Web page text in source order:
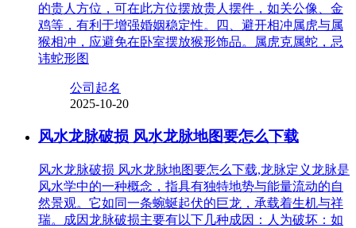
的贵人方位，可在此方位摆放贵人摆件，如关公像、金
鸡等，有利于增强婚姻稳定性。四、避开相冲属虎与属
猴相冲，应避免在卧室摆放猴形饰品。属虎克属蛇，忌
讳蛇形图
公司起名
2025-10-20
风水龙脉破损 风水龙脉地图要怎么下载
风水龙脉破损 风水龙脉地图要怎么下载,龙脉定义龙脉是
风水学中的一种概念，指具有独特地势与能量流动的自
然景观。它如同一条蜿蜒起伏的巨龙，承载着生机与祥
瑞。成因龙脉破损主要有以下几种成因：人为破坏：如